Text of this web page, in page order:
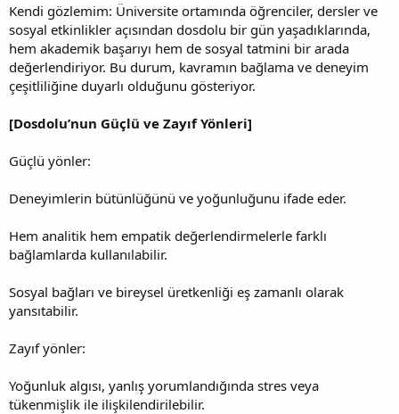
Kendi gözlemim: Üniversite ortamında öğrenciler, dersler ve
sosyal etkinlikler açısından dosdolu bir gün yaşadıklarında,
hem akademik başarıyı hem de sosyal tatmini bir arada
değerlendiriyor. Bu durum, kavramın bağlama ve deneyim
çeşitliliğine duyarlı olduğunu gösteriyor.
[Dosdolu’nun Güçlü ve Zayıf Yönleri]
Güçlü yönler:
Deneyimlerin bütünlüğünü ve yoğunluğunu ifade eder.
Hem analitik hem empatik değerlendirmelerle farklı
bağlamlarda kullanılabilir.
Sosyal bağları ve bireysel üretkenliği eş zamanlı olarak
yansıtabilir.
Zayıf yönler:
Yoğunluk algısı, yanlış yorumlandığında stres veya
tükenmişlik ile ilişkilendirilebilir.